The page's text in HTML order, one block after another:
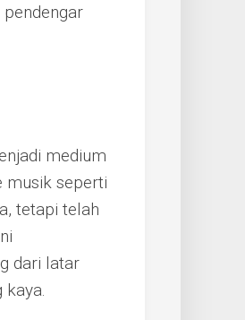
medium
musik seperti
tetapi telah
dari latar
kaya.